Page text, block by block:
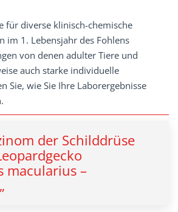
für diverse klinisch-chemische
im 1. Lebensjahr des Fohlens
von denen adulter Tiere und
auch starke individuelle
Sie, wie Sie Ihre Laborergebnisse
der Schilddrüse
macularius –